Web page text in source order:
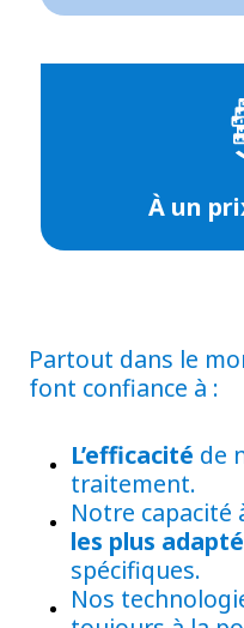
À un
Partout dans le
font confiance à :
L’efficacité de
traitement.
Notre capacité
les plus
spécifiques.
Nos